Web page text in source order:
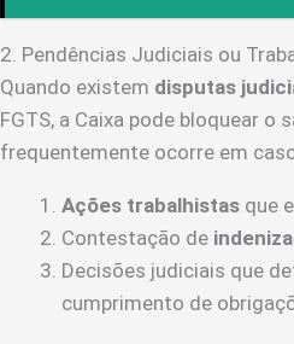
2. Pendências Judiciais ou
Quando existem disputas
FGTS, a Caixa pode bloquear o
frequentemente ocorre em
Ações trabalhistas que
Contestação de
Decisões judiciais que
cumprimento de